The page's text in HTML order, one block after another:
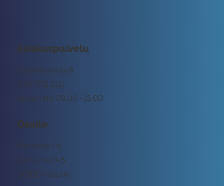
Asiakaspalvelu
tuki@rockway.fi
Arkisin klo 09:00 -15:00
045 7731 1111
Osoite
Rockway Oy
Lemuntie 3-5
00510 Helsinki